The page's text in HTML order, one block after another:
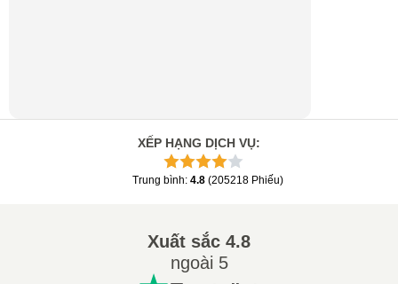
XẾP HẠNG DỊCH VỤ:
Trung bình: 4.8 (205218 Phiếu)
Xuất sắc 4.8
ngoài 5